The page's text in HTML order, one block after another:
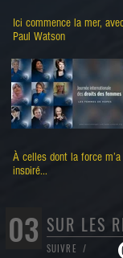
Ici commence la mer,
Paul Watson
À celles dont la force m’a
inspiré...
SUR LES
SUIVRE /
03